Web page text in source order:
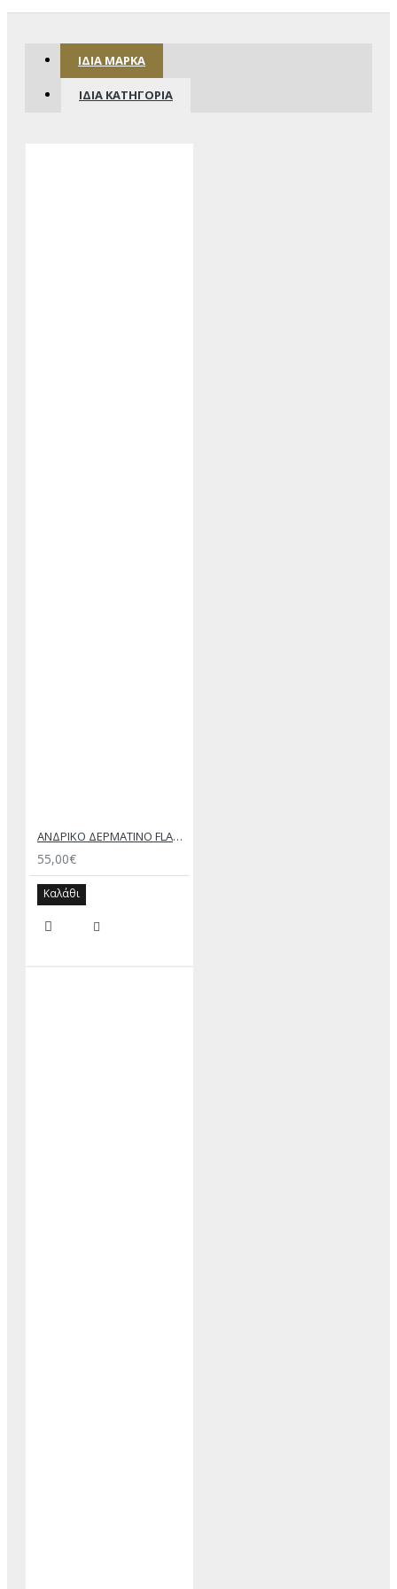
ΊΔΙΑ ΜΆΡΚΑ
ΊΔΙΑ ΚΑΤΗΓΟΡΊΑ
ΑΝΔΡΙΚΟ ΔΕΡΜΑΤΙΝΟ FLAT ΣΑΝΔΑΛΙ ΜΑΥΡΟ ΔΟΥΚΑΣ
55,00€
Καλάθι